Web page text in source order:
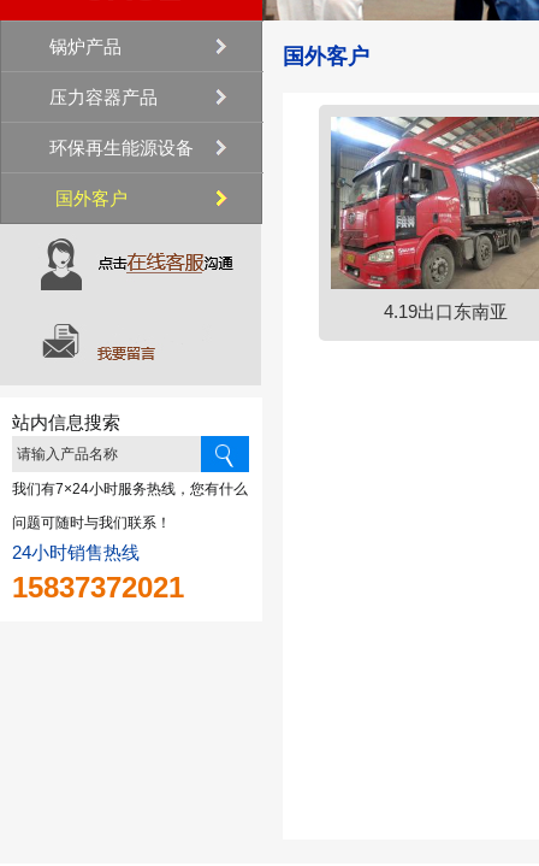
锅炉产品
压力容器产品
环保再生能源设备
国外客户
站内信息搜索
我们有7×24小时服务热线，您有什么
问题可随时与我们联系！
24小时销售热线
15837372021
国外客户
4.19出口东南亚